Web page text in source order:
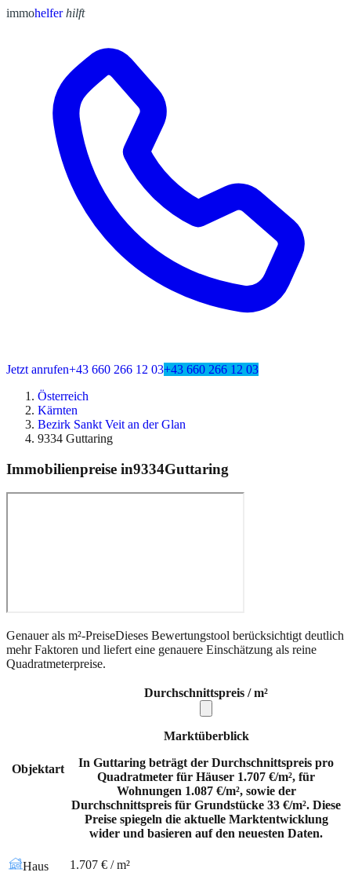
immohelfer hilft
Jetzt anrufen+43 660 266 12 03+43 660 266 12 03
Österreich
Kärnten
Bezirk Sankt Veit an der Glan
9334 Guttaring
Immobilienpreise in9334Guttaring
Genauer als m²-PreiseDieses Bewertungstool berücksichtigt deutlich
mehr Faktoren und liefert eine genauere Einschätzung als reine
Quadratmeterpreise.
Objektart
Durchschnittspreis / m²
Marktüberblick
In Guttaring beträgt der Durchschnittspreis pro
Quadratmeter für Häuser 1.707 €/m², für
Wohnungen 1.087 €/m², sowie der
Durchschnittspreis für Grundstücke 33 €/m². Diese
Preise spiegeln die aktuelle Marktentwicklung
wider und basieren auf den neuesten Daten.
Haus
1.707 € / m²